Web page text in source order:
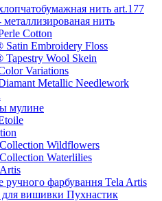
нить art.177
нить
Cotton
Embroidery Floss
Wool Skein
Variations
Metallic Needlework
мулине
Wildflowers
Waterlilies
ручного фарбування Tela Artis
вишивки Пухнастик